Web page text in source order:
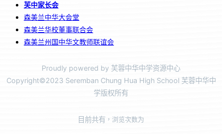
芙中家长会
森美兰中华大会堂
森美兰华校董事联合会
森美兰州国中华文教师联谊会
Proudly powered by 芙蓉中华中学资源中心
Copyright©2023 Seremban Chung Hua High School 芙蓉中华中
学版权所有
目前共有 ，浏览次数为